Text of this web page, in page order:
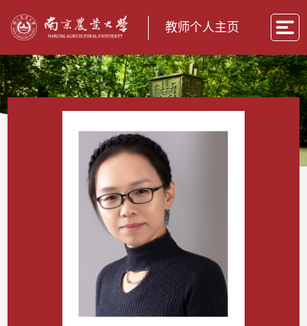
教师个人主页